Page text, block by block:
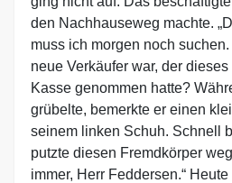
den Nachhauseweg machte.
muss ich morgen noch
neue Verkäufer war, der
Kasse genommen hatte?
grübelte, bemerkte er einen
seinem linken Schuh. Schnell
putzte diesen Fremdkörper
immer, Herr Feddersen.“